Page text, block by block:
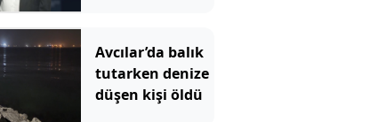
Avcılar’da balık
tutarken denize
düşen kişi öldü